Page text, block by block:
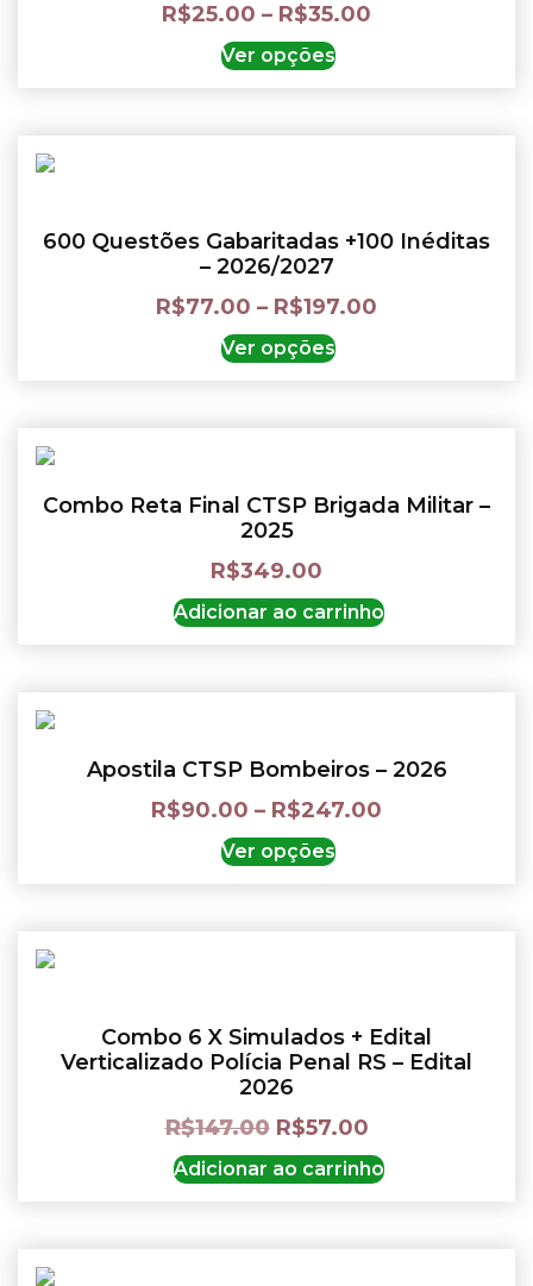
R$25.00 – R$35.00
Ver opções
600 Questões Gabaritadas +100 Inéditas
– 2026/2027
R$77.00 – R$197.00
Ver opções
Combo Reta Final CTSP Brigada Militar –
2025
R$349.00
Adicionar ao carrinho
Apostila CTSP Bombeiros – 2026
R$90.00 – R$247.00
Ver opções
Combo 6 X Simulados + Edital
Verticalizado Polícia Penal RS – Edital
2026
R$147.00 R$57.00
Adicionar ao carrinho